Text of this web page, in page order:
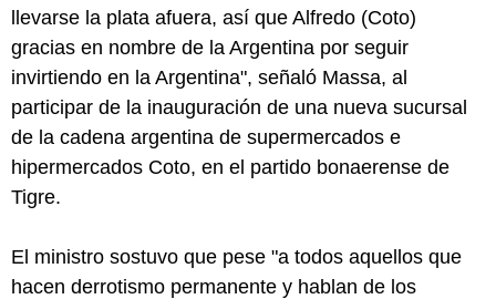
llevarse la plata afuera, así que Alfredo (Coto)
gracias en nombre de la Argentina por seguir
invirtiendo en la Argentina", señaló Massa, al
participar de la inauguración de una nueva sucursal
de la cadena argentina de supermercados e
hipermercados Coto, en el partido bonaerense de
Tigre.
El ministro sostuvo que pese "a todos aquellos que
hacen derrotismo permanente y hablan de los